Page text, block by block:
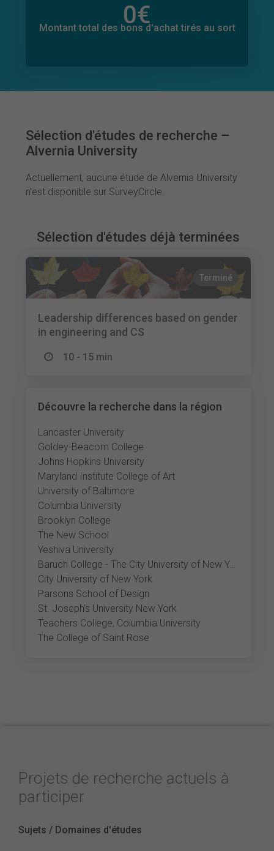
0€
Montant total des bons d'achat tirés au sort
0€
Montant total des dons promis
Sélection d'études de recherche –
Alvernia University
Actuellement, aucune étude de Alvernia University
n'est disponible sur SurveyCircle.
Sélection d'études déjà terminées
Terminé
Leadership differences based on gender
in engineering and CS
10 - 15 min
Découvre la recherche dans la région
Lancaster University
Goldey-Beacom College
Johns Hopkins University
Maryland Institute College of Art
University of Baltimore
Columbia University
Brooklyn College
The New School
Yeshiva University
Baruch College - The City University of New York
City University of New York
Parsons School of Design
St. Joseph's University New York
Teachers College, Columbia University
The College of Saint Rose
Projets de recherche actuels à
participer
Sujets / Domaines d'études